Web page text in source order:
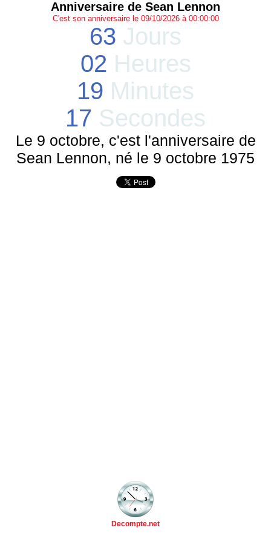
Anniversaire de Sean Lennon
C'est son anniversaire le 09/10/2026 à 00:00:00
63 Jours
02 Heures
19 Minutes
17 Secondes
Le 9 octobre, c'est l'anniversaire de
Sean Lennon, né le 9 octobre 1975
Decompte.net